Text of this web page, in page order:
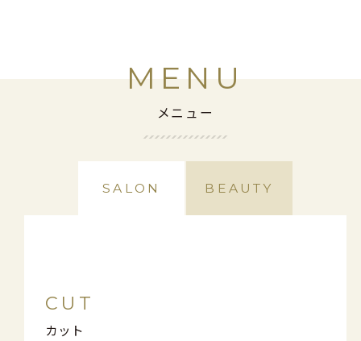
MENU
メニュー
SALON
CUT
カット
BEAUTY